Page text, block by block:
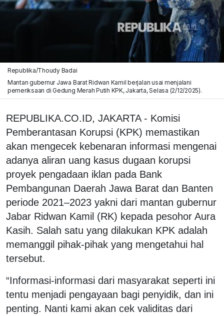
Republika/Thoudy Badai
Mantan gubernur Jawa Barat Ridwan Kamil berjalan usai menjalani
pemeriksaan di Gedung Merah Putih KPK, Jakarta, Selasa (2/12/2025).
REPUBLIKA.CO.ID, JAKARTA - Komisi
Pemberantasan Korupsi (KPK) memastikan
akan mengecek kebenaran informasi mengenai
adanya aliran uang kasus dugaan korupsi
proyek pengadaan iklan pada Bank
Pembangunan Daerah Jawa Barat dan Banten
periode 2021–2023 yakni dari mantan gubernur
Jabar Ridwan Kamil (RK) kepada pesohor Aura
Kasih. Salah satu yang dilakukan KPK adalah
memanggil pihak-pihak yang mengetahui hal
tersebut.
“Informasi-informasi dari masyarakat seperti ini
tentu menjadi pengayaan bagi penyidik, dan ini
penting. Nanti kami akan cek validitas dari